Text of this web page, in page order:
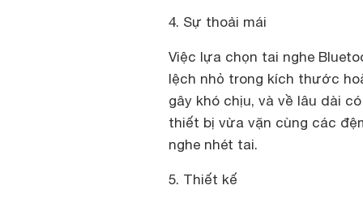
4. Sự thoải mái
Việc lựa chọn tai nghe
lệch nhỏ trong kích thước
gây khó chịu, và về lâu dài
thiết bị vừa vặn cùng các
nghe nhét tai.
5. Thiết kế